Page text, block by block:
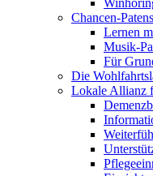
Chancen-
Lernen
Musik-
Für
Die
Lokale Allianz